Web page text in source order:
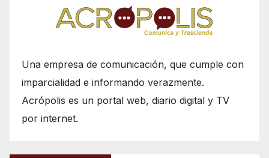
Una empresa de comunicación, que cumple con
imparcialidad e informando verazmente.
Acrópolis es un portal web, diario digital y TV
por internet.